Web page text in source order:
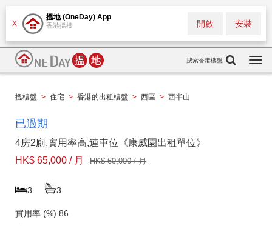
X
搵地 (OneDay) App
香港搵樓 安裝
開啟
搜索香港樓盤
搵樓盤 > 住宅 > 香港的出租樓盤 > 西區 > 西半山
已過期
4房2廁,實用率高,連車位《康威園出租單位》
HK$ 65,000 / 月
HK$ 60,000 / 月
3 3
實用率 (%) 86